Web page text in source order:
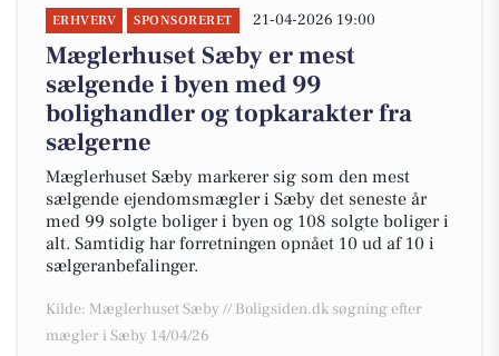
ERHVERV SPONSORERET 21-04-2026 19:00
Mæglerhuset Sæby er mest
sælgende i byen med 99
bolighandler og topkarakter fra
sælgerne
Mæglerhuset Sæby markerer sig som den mest
sælgende ejendomsmægler i Sæby det seneste år
med 99 solgte boliger i byen og 108 solgte boliger i
alt. Samtidig har forretningen opnået 10 ud af 10 i
sælgeranbefalinger.
Kilde: Mæglerhuset Sæby // Boligsiden.dk søgning efter
mægler i Sæby 14/04/26